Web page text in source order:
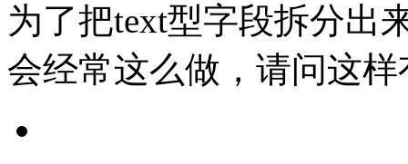
为了把text型字段拆分出
会经常这么做，请问这